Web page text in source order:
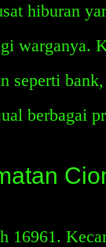
hiburan
warganya.
seperti bank,
berbagai
16961.